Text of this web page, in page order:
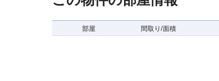
部屋 間取り/面積